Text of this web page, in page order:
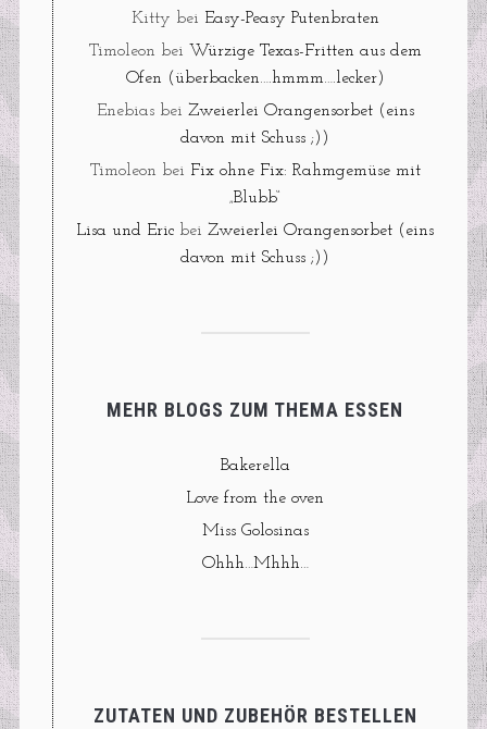
Kitty bei Easy-Peasy Putenbraten
Timoleon bei Würzige Texas-Fritten aus dem
Ofen (überbacken….hmmm….lecker)
Enebiasbei Zweierlei Orangensorbet (eins
davon mit Schuss ;))
Timoleon bei Fix ohne Fix: Rahmgemüse mit
„Blubb“
Lisa und Eric bei Zweierlei Orangensorbet (eins
davon mit Schuss ;))
MEHR BLOGS ZUM THEMA ESSEN
Bakerella
Love from the oven
Miss Golosinas
Ohhh…Mhhh…
ZUTATEN UND ZUBEHÖR BESTELLEN